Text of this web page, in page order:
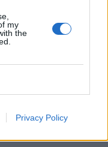
my
the
Privacy Policy
πλέον